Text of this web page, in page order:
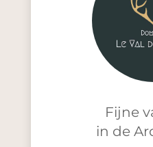
Fijne
in de